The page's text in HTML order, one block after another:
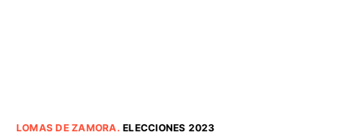
LOMAS DE ZAMORA.ELECCIONES 2023